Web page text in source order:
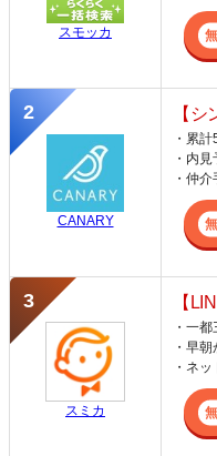
スモッカ
CANARY
【
・累
・内
・仲
スミカ
【
・一
・早
・ネ